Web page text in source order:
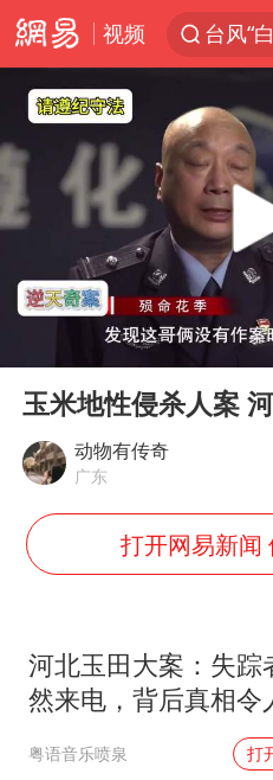
视频
中央
成都多
路虎卫
部分银
演员秦
河南
周星
56岁
“还不
Play
玉米地性侵杀人案
动物有传奇
广东
打开网易新闻
河北玉田大案：失踪
然来电，背后真相令
粤语音乐喷泉 打